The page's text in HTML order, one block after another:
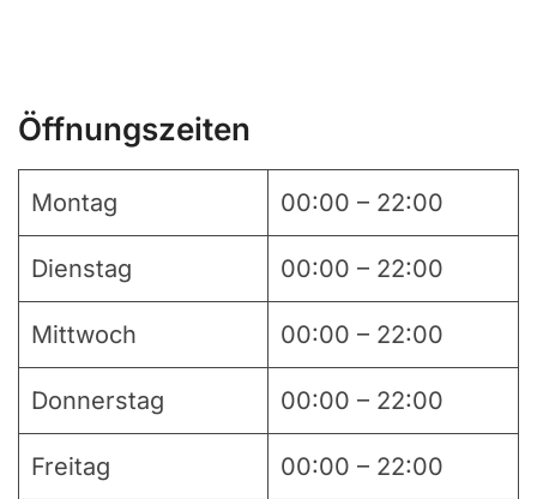
Öffnungszeiten
Montag 00:00 – 22:00
Dienstag 00:00 – 22:00
Mittwoch 00:00 – 22:00
Donnerstag 00:00 – 22:00
Freitag 00:00 – 22:00